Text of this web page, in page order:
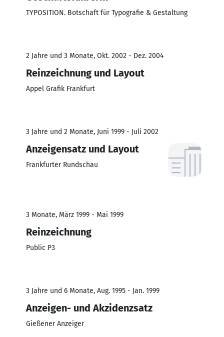
TYPOSITION. Botschaft für Typografie & Gestaltung
2 Jahre und 3 Monate, Okt. 2002 - Dez. 2004
Reinzeichnung und Layout
Appel Grafik Frankfurt
3 Jahre und 2 Monate, Juni 1999 - Juli 2002
Anzeigensatz und Layout
Frankfurter Rundschau
3 Monate, März 1999 - Mai 1999
Reinzeichnung
Public P3
3 Jahre und 6 Monate, Aug. 1995 - Jan. 1999
Anzeigen- und Akzidenzsatz
Gießener Anzeiger